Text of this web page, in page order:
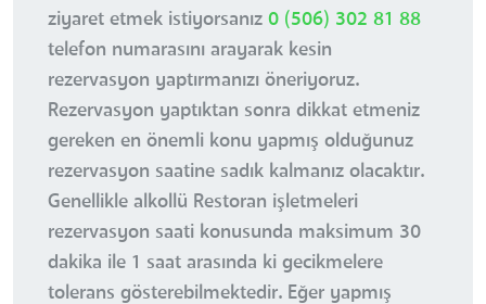
ziyaret etmek istiyorsanız 0 (506) 302 81 88
telefon numarasını arayarak kesin
rezervasyon yaptırmanızı öneriyoruz.
Rezervasyon yaptıktan sonra dikkat etmeniz
gereken en önemli konu yapmış olduğunuz
rezervasyon saatine sadık kalmanız olacaktır.
Genellikle alkollü Restoran işletmeleri
rezervasyon saati konusunda maksimum 30
dakika ile 1 saat arasında ki gecikmelere
tolerans gösterebilmektedir. Eğer yapmış